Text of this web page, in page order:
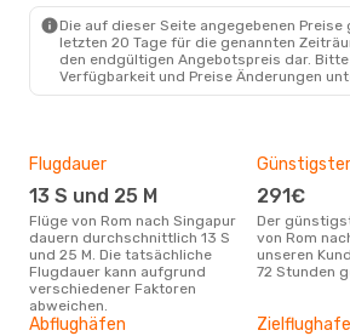
Die auf dieser Seite angegebenen
letzten 20 Tage für die genannten
den endgültigen Angebotspreis dar.
Verfügbarkeit und Preise Änderungen
Flugdauer
13 S und 25 M
Flüge von Rom nach Singapur
dauern durchschnittlich 13 S
und 25 M. Die tatsächliche
Flugdauer kann aufgrund
verschiedener Faktoren
abweichen.
291€
Der günstigste einfache Flug
von Rom
unseren
72 Stunden
Abflughäfen